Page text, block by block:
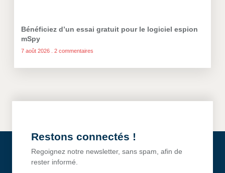
Bénéficiez d’un essai gratuit pour le logiciel espion
mSpy
7 août 2026 2 commentaires
Restons connectés !
Regoignez notre newsletter, sans spam, afin de
rester informé.